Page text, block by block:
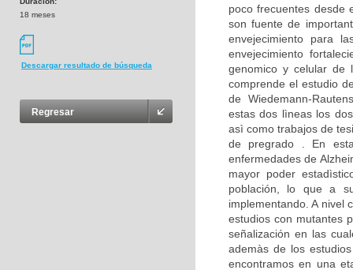
18 meses
Descargar resultado de búsqueda
Regresar
poco frecuentes desde
son fuente de
envejecimiento para
envejecimiento
genomico y celular de
comprende el estudio
de Wiedemann-
estas dos lìneas los
asì como trabajos de
de pregrado . En
enfermedades de
mayor poder
población, lo que a
implementando. A nivel
estudios con mutantes
señalización en las
ademàs de los
encontramos en una